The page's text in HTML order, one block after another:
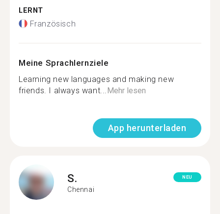
LERNT
Französisch
Meine Sprachlernziele
Learning new languages and making new
friends. I always want... Mehr lesen
App herunterladen
S.
Chennai
NEU